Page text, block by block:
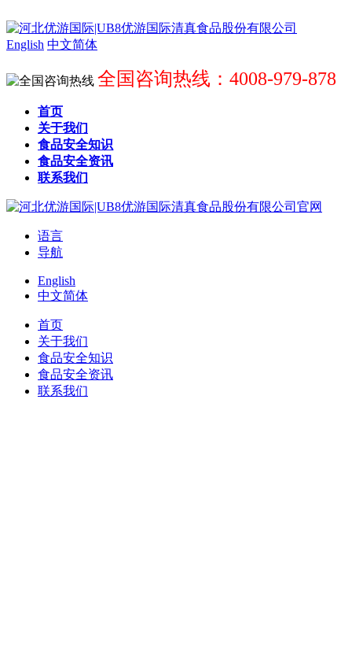
English 中文简体
全国咨询热线：4008-979-878
首页
关于我们
食品安全知识
食品安全资讯
联系我们
语言
导航
English
中文简体
首页
关于我们
食品安全知识
食品安全资讯
联系我们